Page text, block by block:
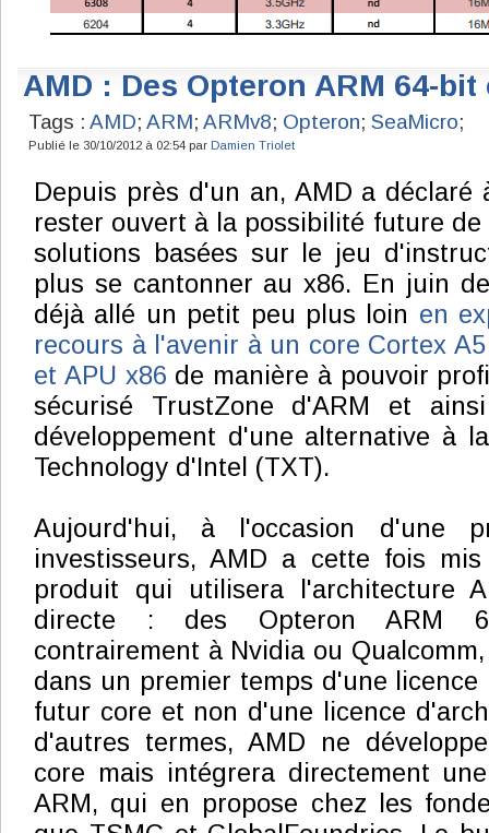
AMD : Des Opteron ARM 64-bit
Tags : AMD; ARM; ARMv8; Opteron; SeaMicro;
Publié le 30/10/2012 à 02:54 par Damien Triolet
Depuis près d'un an, AMD a déclaré
rester ouvert à la possibilité future
solutions basées sur le jeu
plus se cantonner au x86. En juin
déjà allé un petit peu plus loin en
recours à l'avenir à un core Cortex
et APU x86 de manière à pouvoir
sécurisé TrustZone d'ARM et
développement d'une alternative à
Technology d'Intel (TXT).
Aujourd'hui, à l'occasion d'une
investisseurs, AMD a cette fois
produit qui utilisera l'architecture
directe : des Opteron ARM
contrairement à Nvidia ou
dans un premier temps d'une
futur core et non d'une licence
d'autres termes, AMD ne
core mais intégrera directement
ARM, qui en propose chez les